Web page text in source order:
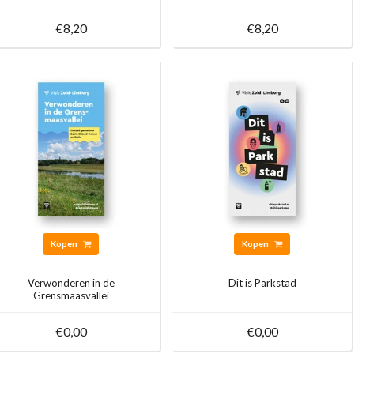
€8,20 €8,20
Kopen
Verwonderen in de
Grensmaasvallei
€0,00
Kopen
Dit is Parkstad
€0,00